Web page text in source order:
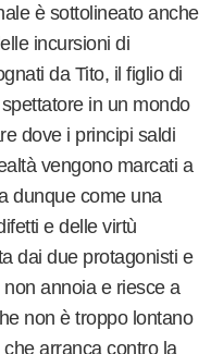
è sottolineato anche
incursioni di
da Tito, il figlio di
in un mondo
dove i principi saldi
vengono marcati a
dunque come una
e delle virtù
dai due protagonisti e
annoia e riesce a
non è troppo lontano
arranca contro la